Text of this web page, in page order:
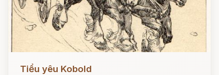
Đọc ngay
Tiểu yêu Kobold